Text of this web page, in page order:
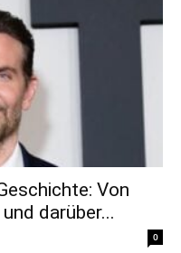
Von
darüber...
0